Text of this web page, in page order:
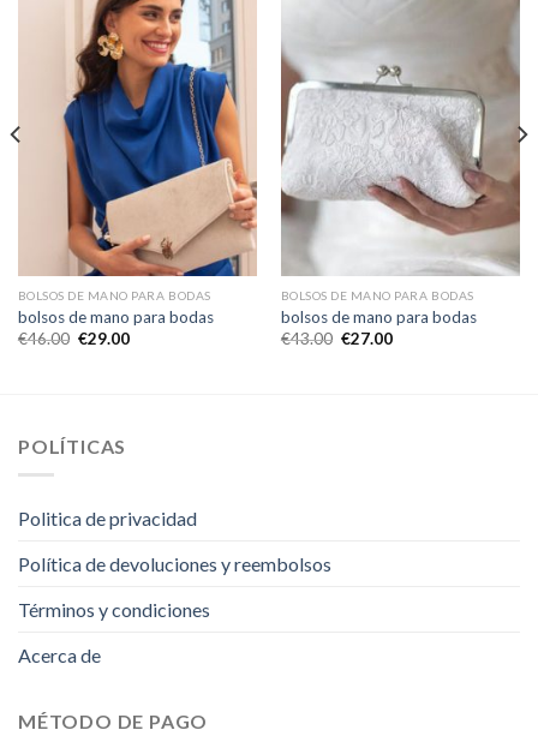
BOLSOS DE MANO PARA BODAS
bolsos de mano para bodas
€46.00 €29.00
BOLSOS DE MANO PARA BODAS
bolsos de mano para bodas
€43.00 €27.00
POLÍTICAS
Politica de privacidad
Política de devoluciones y reembolsos
Términos y condiciones
Acerca de
MÉTODO DE PAGO